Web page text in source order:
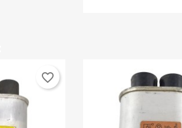
favorite_border